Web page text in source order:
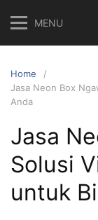
content
MENU
Home
Jasa Neon Box
Anda
Jasa
Solusi
untuk